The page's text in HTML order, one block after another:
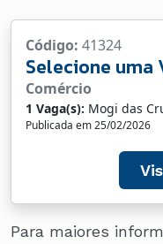
Código: 41324
Selecione uma
Comércio
1 Vaga(s): Mogi das
Publicada em 25/02/2026
Para maiores